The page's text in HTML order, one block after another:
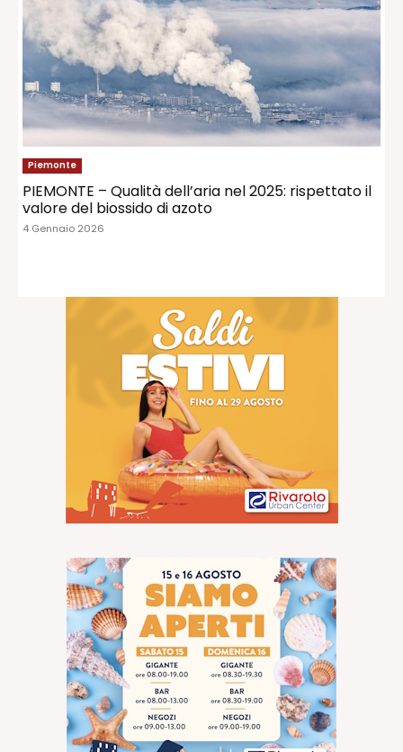
Piemonte
PIEMONTE – Qualità dell’aria nel 2025: rispettato il
valore del biossido di azoto
4 Gennaio 2026